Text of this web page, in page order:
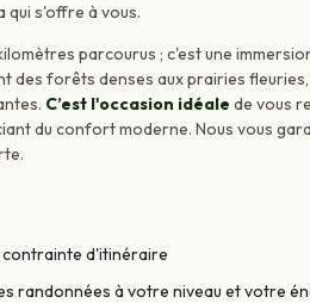
s'offre à vous.
parcourus ; c'est une
des forêts denses aux prairies
C’est l'occasion idéale de vous
du confort moderne. Nous vous
d'itinéraire
randonnées à votre niveau et votre